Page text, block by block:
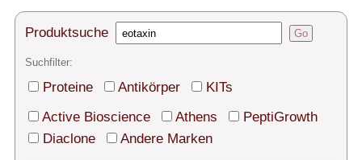
Produkte
Kontakt
Versand
Produktsuche Go
Suchfilter:
Proteine Antikörper
KITs
Active Bioscience
Athens
PeptiGrowth
Diaclone
Andere Marken